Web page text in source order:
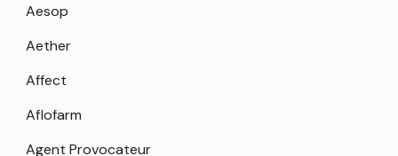
Aesop
Aether
Affect
Aflofarm
Agent Provocateur